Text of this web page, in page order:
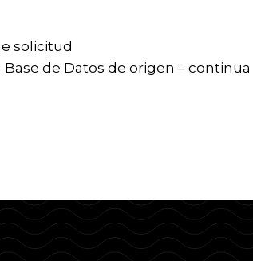
solicitud
de Datos de origen – continua